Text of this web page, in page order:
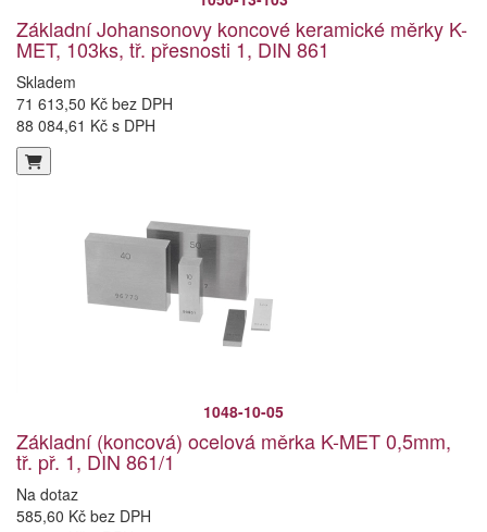
Základní Johansonovy koncové keramické měrky K-
MET, 103ks, tř. přesnosti 1, DIN 861
Skladem
71 613,50 Kč bez DPH
88 084,61 Kč s DPH
1048-10-05
Základní (koncová) ocelová měrka K-MET 0,5mm,
tř. př. 1, DIN 861/1
Na dotaz
585,60 Kč bez DPH